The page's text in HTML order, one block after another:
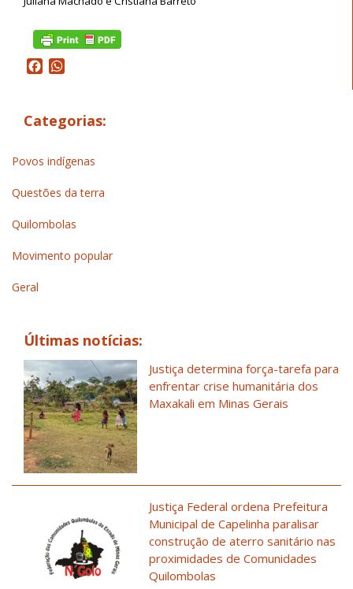
Facebook
Categorias:
Povos indígenas
Questões da terra
Quilombolas
Movimento popular
Geral
Últimas notícias:
Justiça determina força-tarefa para
enfrentar crise humanitária dos
Maxakali em Minas Gerais
Justiça Federal ordena Prefeitura
Municipal de Capelinha paralisar
construção de aterro sanitário nas
proximidades de Comunidades
Quilombolas